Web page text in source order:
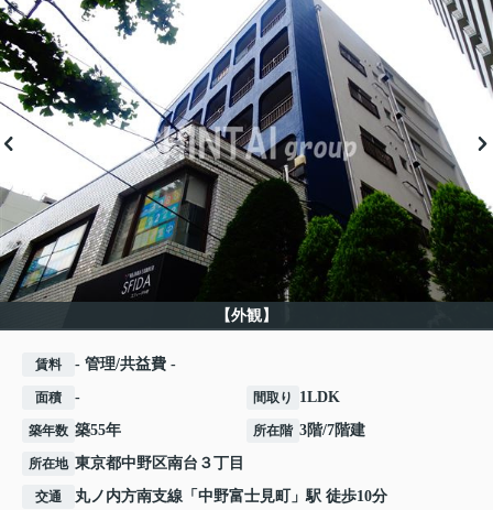
【外観】
賃料 - 管理/共益費 -
面積 - 間取り 1LDK
築年数 築55年 所在階 3階/7階建
所在地 東京都中野区南台 ３丁目
交通 丸ノ内方南支線 「 中野富士見町
」駅 徒歩10分